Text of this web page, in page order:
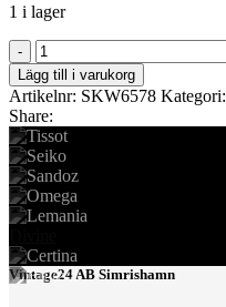
1 i lager
Skagen
herr
SKW6578
mängd
Lägg till i varukorg
Artikelnr: SKW6578 Kategori:
Share:
Vintage24 AB Simrishamn